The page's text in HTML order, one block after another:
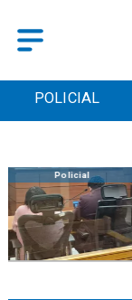
POLICIAL
Videos